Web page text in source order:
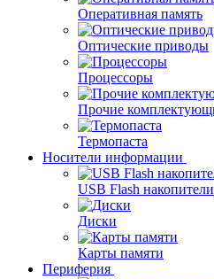
Оперативная память
Оптические приводы
Процессоры
Прочие
Термопаста
Носители информации
USB Flash накопители
Диски
Карты памяти
Периферия